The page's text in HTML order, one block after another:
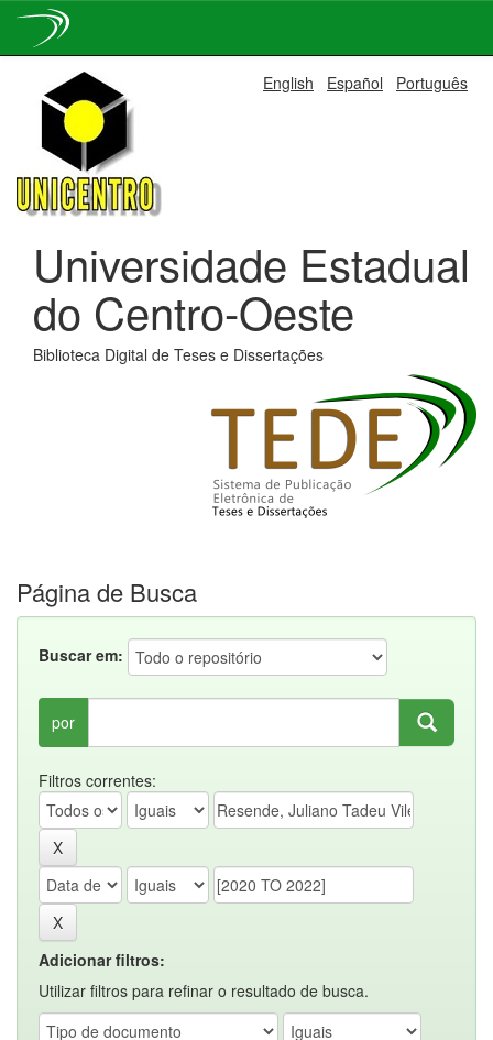
navigation
English Español Português
Universidade Estadual
do Centro-Oeste
Biblioteca Digital de Teses e Dissertações
Página de Busca
Buscar em:
por
Filtros correntes:
Adicionar filtros:
Utilizar filtros para refinar o resultado de busca.